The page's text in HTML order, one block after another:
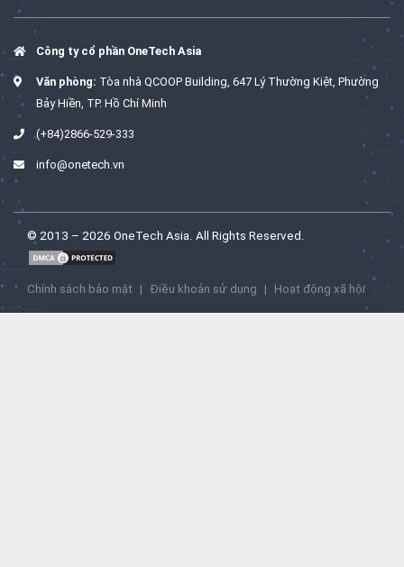
Công ty cổ phần OneTech Asia
Văn phòng: Tòa nhà QCOOP Building, 647 Lý Thường Kiệt, Phường
Bảy Hiền, TP. Hồ Chí Minh
(+84)2866-529-333
info@onetech.vn
© 2013 – 2026 OneTech Asia. All Rights Reserved.
Chính sách bảo mật | Điều khoản sử dụng | Hoạt động xã hội